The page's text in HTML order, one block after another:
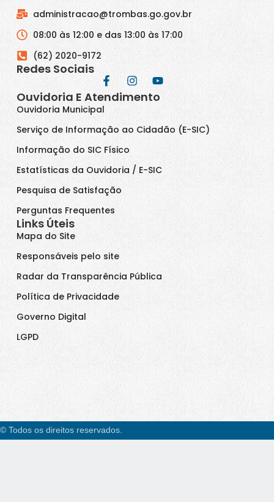
administracao@trombas.go.gov.br
08:00 às 12:00 e das 13:00 às 17:00
(62) 2020-9172
Redes Sociais
Ouvidoria E Atendimento
Ouvidoria Municipal
Serviço de Informação ao Cidadão (E-SIC)
Informação do SIC Físico
Estatísticas da Ouvidoria / E-SIC
Pesquisa de Satisfação
Perguntas Frequentes
Links Úteis
Mapa do Site
Responsáveis pelo site
Radar da Transparência Pública
Política de Privacidade
Governo Digital
LGPD
© Todos os direitos reservados.